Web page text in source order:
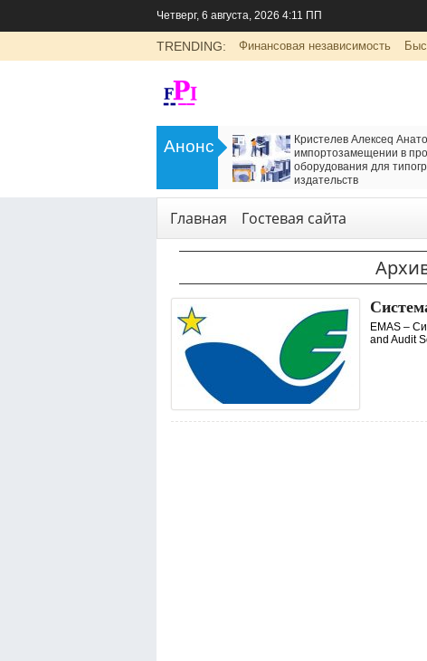
Четверг, 6 августа, 2026 4:11 ПП
TRENDING: Финансовая независимость
Анонс
LADA Largus: универсальный
семейный автомобиль с российским
Кристелев Алексеq
импортозамещении в
оборудования для
издательств
Главная Гостевая сайта
EMAS –
and Audit